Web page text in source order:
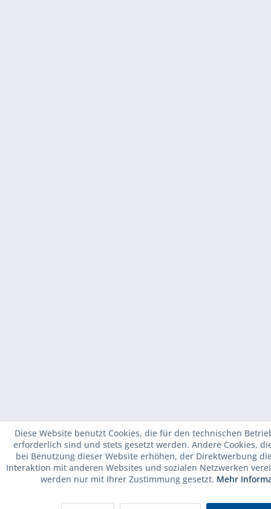
Diese Website benutzt Cookies, die für den technischen
erforderlich sind und stets gesetzt werden. Andere Cookies,
bei Benutzung dieser Website erhöhen, der Direktwerbung
Interaktion mit anderen Websites und sozialen Netzwerken
werden nur mit Ihrer Zustimmung gesetzt. Mehr